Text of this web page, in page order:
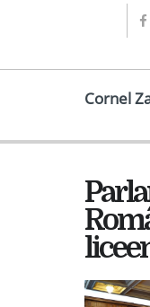
Cornel